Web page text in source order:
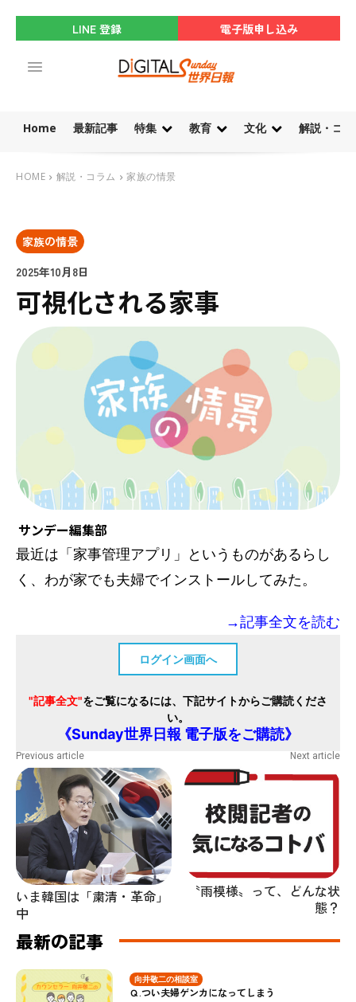
LINE 登録 電子版申し込み
Home 最新記事 特集 教育 文化 解説・コ
HOME 解説・コラム 家族の情景
家族の情景
2025年10月8日
可視化される家事
サンデー編集部
最近は「家事管理アプリ」というものがあるらし
く、わが家でも夫婦でインストールしてみた。
→記事全文を読む
ログイン画面へ
"記事全文"をご覧になるには、下記サイトからご購読くださ
い。
《Sunday世界日報 電子版をご購読》
Previous article
いま韓国は「粛清・革命」
中
Next article
〝雨模様〟って、どんな状
態？
最新の記事
向井敬二の相談室
Ｑ.つい夫婦ゲンカになってしまう